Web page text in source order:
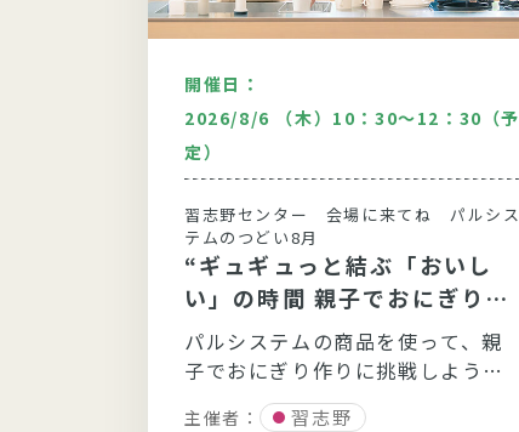
開催日：
2026/8/6 （木）10：30～12：30（予
定）
習志野センター 会場に来てね パルシス
テムのつどい8月
“ギュギュっと結ぶ「おいし
い」の時間 親子でおにぎり大
作戦！”
パルシステムの商品を使って、親
子でおにぎり作りに挑戦しよう！
どれが一番おいしいかな♪
主催者： 習志野